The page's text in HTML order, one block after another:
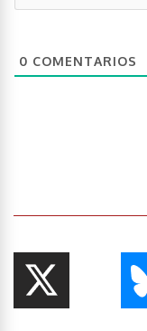
0 COMENTARIOS